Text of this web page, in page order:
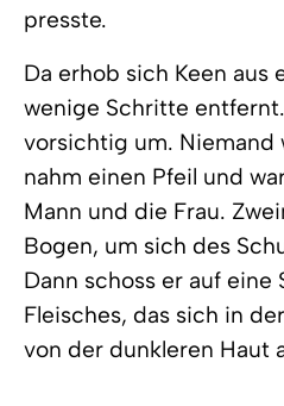
presste.
Da erhob sich Keen
wenige Schritte
vorsichtig um. Niemand
nahm einen Pfeil und
Mann und die Frau.
Bogen, um sich des
Dann schoss er auf eine
Fleisches, das sich in
von der dunkleren Haut